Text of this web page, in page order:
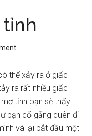
thể xảy ra ở giấc
ra rất nhiều giấc
tỉnh bạn sẽ thấy
bạn cố gắng quên đi
và lại bắt đầu một